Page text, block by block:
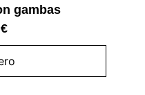
gambas
€